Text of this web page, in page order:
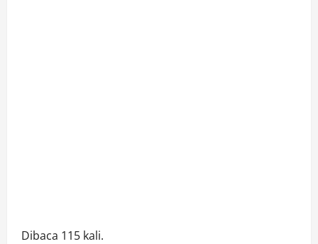
Dibaca 115 kali.